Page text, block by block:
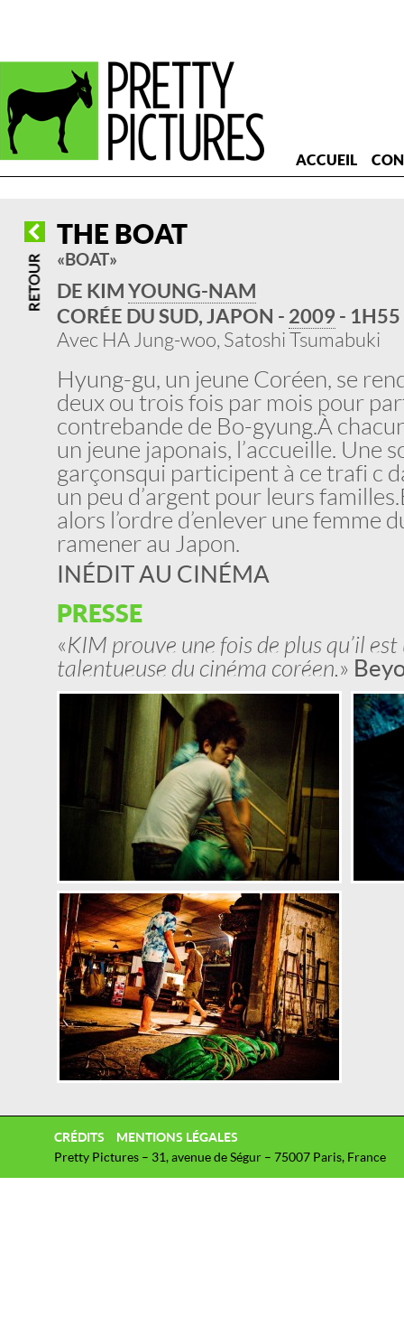
ACCUEIL
THE BOAT
« BOAT »
DE KIMYOUNG-NAM
CORÉE DU SUD, JAPON - 2009 - 1H55
Avec HA Jung-woo, Satoshi Tsumabuki
Hyung-gu, un jeune Coréen, se
deux ou trois fois par mois pour
contrebande de Bo-gyung. À
un jeune japonais, l’accueille. Une
garçons qui participent à ce trafi c
un peu d’argent pour leurs
alors l’ordre d’enlever une femme
ramener au Japon.
INÉDIT AU CINÉMA
PRESSE
«KIM prouve une fois de plus qu’il
talentueuse du cinéma coréen.»
CRÉDITS
MENTIONS LÉGALES
Pretty Pictures – 31, avenue de Ségur – 75007 Paris, France